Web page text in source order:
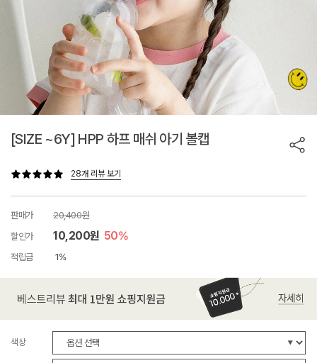
[SIZE ~6Y] HPP 하프 매쉬 아기 볼캡
28개 리뷰 보기
판매가
20,400원
할인가
10,200원 50%
적립금 1%
색상